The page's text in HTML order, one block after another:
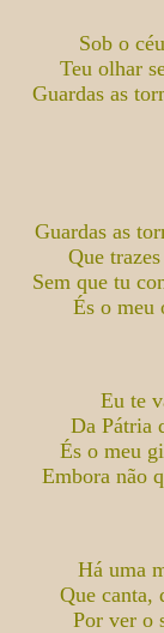
Sob o
Teu olhar
Guardas as
Guardas as
Que
Sem que tu
És o meu
Eu te
Da Pátria
És o meu
Embora não
Há uma
Que canta,
Por ver o